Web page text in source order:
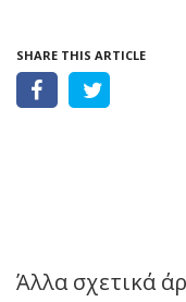
SHARE THIS ARTICLE
Άλλα σχετικά